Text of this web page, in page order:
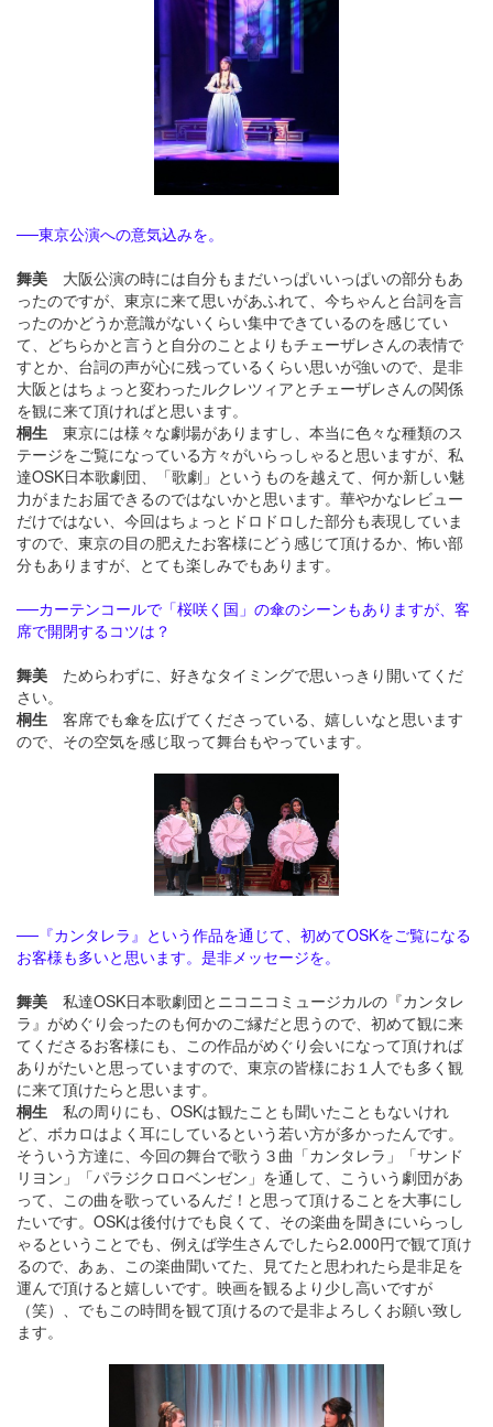
──東京公演への意気込みを。
舞美 大阪公演の時には自分もまだいっぱいいっぱいの部分もあ
ったのですが、東京に来て思いがあふれて、今ちゃんと台詞を言
ったのかどうか意識がないくらい集中できているのを感じてい
て、どちらかと言うと自分のことよりもチェーザレさんの表情で
すとか、台詞の声が心に残っているくらい思いが強いので、是非
大阪とはちょっと変わったルクレツィアとチェーザレさんの関係
を観に来て頂ければと思います。
桐生 東京には様々な劇場がありますし、本当に色々な種類のス
テージをご覧になっている方々がいらっしゃると思いますが、私
達OSK日本歌劇団、「歌劇」というものを越えて、何か新しい魅
力がまたお届できるのではないかと思います。華やかなレビュー
だけではない、今回はちょっとドロドロした部分も表現していま
すので、東京の目の肥えたお客様にどう感じて頂けるか、怖い部
分もありますが、とても楽しみでもあります。
──カーテンコールで「桜咲く国」の傘のシーンもありますが、客
席で開閉するコツは？
舞美 ためらわずに、好きなタイミングで思いっきり開いてくだ
さい。
桐生 客席でも傘を広げてくださっている、嬉しいなと思います
ので、その空気を感じ取って舞台もやっています。
──『カンタレラ』という作品を通じて、初めてOSKをご覧になる
お客様も多いと思います。是非メッセージを。
舞美 私達OSK日本歌劇団とニコニコミュージカルの『カンタレ
ラ』がめぐり会ったのも何かのご縁だと思うので、初めて観に来
てくださるお客様にも、この作品がめぐり会いになって頂ければ
ありがたいと思っていますので、東京の皆様にお１人でも多く観
に来て頂けたらと思います。
桐生 私の周りにも、OSKは観たことも聞いたこともないけれ
ど、ボカロはよく耳にしているという若い方が多かったんです。
そういう方達に、今回の舞台で歌う３曲「カンタレラ」「サンド
リヨン」「パラジクロロベンゼン」を通して、こういう劇団があ
って、この曲を歌っているんだ！と思って頂けることを大事にし
たいです。OSKは後付けでも良くて、その楽曲を聞きにいらっし
ゃるということでも、例えば学生さんでしたら2.000円で観て頂け
るので、あぁ、この楽曲聞いてた、見てたと思われたら是非足を
運んで頂けると嬉しいです。映画を観るより少し高いですが
（笑）、でもこの時間を観て頂けるので是非よろしくお願い致し
ます。